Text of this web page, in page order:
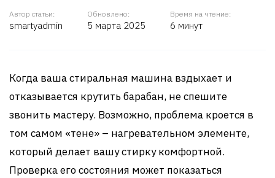
Автор статьи:
smartyadmin
Обновлено:
5 марта 2025
Время на чтение:
6 минут
Когда ваша стиральная машина вздыхает и
отказывается крутить барабан, не спешите
звонить мастеру. Возможно, проблема кроется в
том самом «тене» – нагревательном элементе,
который делает вашу стирку комфортной.
Проверка его состояния может показаться